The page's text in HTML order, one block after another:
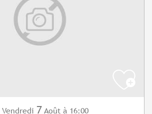
Vendredi 7 Août à 16:00